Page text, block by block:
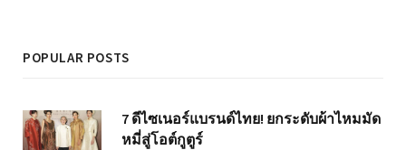
POPULAR POSTS
7 ดีไซเนอร์แบรนด์ไทย! ยกระดับผ้าไหมมัด
หมี่สู่โอต์กูตูร์